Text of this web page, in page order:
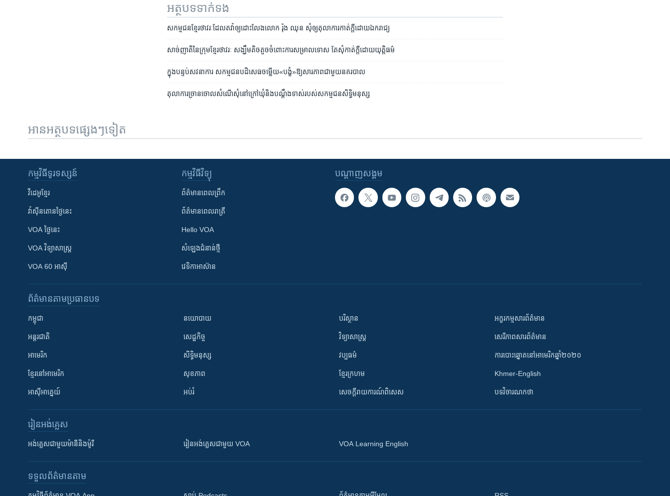
អត្ថបទ​ទាក់ទង
សកម្មជន​ខ្មែរ​ថាវរៈ​ដែល​តវ៉ា​ឲ្យ​ដោះលែង​លោក ​រ៉ុង ឈុន សុំ​ឲ្យ​តុលាការ​កាត់ក្តី​ដោយ​ឯករាជ្យ
សាច់ញាតិ​នៃ​ក្រុម​ខ្មែរ​ថាវរៈ សង្ឃឹម​តិចតួច​ចំពោះការ​សម្រាលទោស​ តែ​សុំ​កាត់ក្តី​ដោយ​យុត្តិធម៌
ក្នុង​បន្ទប់​សវនាការ សកម្មជន​​បដិសេធ​ចម្លើយ«បង្ខំ»ឱ្យ​សារភាព​ជាមួយ​នគរ​បាល
តុលាការ​ច្រាន​ចោល​សំណើ​សុំ​នៅ​ក្រៅ​ឃុំ​និង​បណ្តឹង​ទាស់​របស់​សកម្មជន​សិទ្ធិ​មនុស្ស
អានអត្ថបទផ្សេងៗទៀត
បណ្តាញ​សង្គម
កម្មវិធី​ទូរទស្សន៍
វីដេអូ​ខ្មែរ
វ៉ាស៊ីនតោន​ថ្ងៃ​នេះ
VOA ថ្ងៃនេះ
VOA ​វិទ្យាសាស្ត្រ
VOA 60 អាស៊ី
កម្មវិធី​វិទ្យុ
ព័ត៌មាន​ពេល​ព្រឹក
ព័ត៌មាន​​ពេល​រាត្រី
Hello VOA
សំឡេង​ជំនាន់​ថ្មី
វេទិកា​អាស៊ាន
ព័ត៌មាន​តាមប្រធានបទ​
កម្ពុជា
អន្តរជាតិ
អាមេរិក
ខ្មែរ​នៅអាមេរិក
អាស៊ីអាគ្នេយ៍
នយោបាយ
សេដ្ឋកិច្ច
សិទ្ធិមនុស្ស
សុខភាព
អប់រំ
បរិស្ថាន
វិទ្យាសាស្រ្ត
វប្បធម៌
ខ្មែរក្រហម
សេចក្តីរាយការណ៍ពិសេស
អក្ខរកម្មសារព័ត៌មាន
សេរីភាពសារព័ត៌មាន
ការបោះឆ្នោតនៅអាមេរិកឆ្នាំ២០២០
Khmer-English
បទវិចារណកថា
រៀន​​អង់គ្លេស
អង់គ្លេស​ជាមួយ​ម៉ានី​និង​ម៉ូរី រៀន​​​​​​អង់គ្លេស​​ជាមួយ VOA VOA Learning English
ទទួល​ព័ត៌មាន​តាម